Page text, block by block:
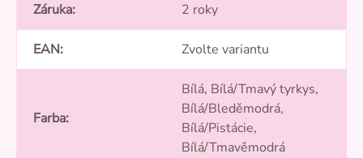
Záruka: 2 roky
EAN: Zvolte variantu
Farba:
Bílá, Bílá/Tmavý tyrkys,
Bílá/Bleděmodrá,
Bílá/Pistácie,
Bílá/Tmavěmodrá